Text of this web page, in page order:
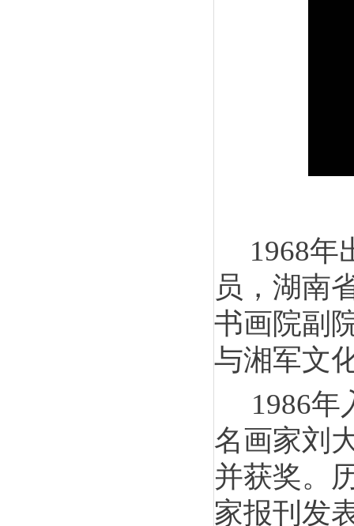
1968年
员，湖南
书画院副
与湘军文
1986
名画家刘
并获奖。
家报刊发